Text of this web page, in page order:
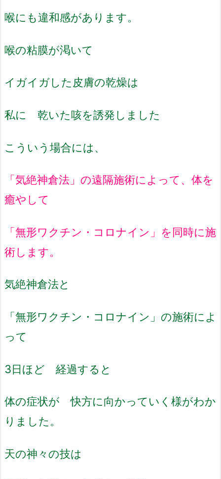
喉にも違和感があります。
喉の粘膜が渇いて
イガイガした皮膚の乾燥は
私に 乾いた咳を誘発しました
こういう場合には、
「気絶神倉法」の遠隔施術によって、体を
癒やして
「無形ワクチン・コロナイン」を同時に施
術します。
気絶神倉法と
「無形ワクチン・コロナイン」の施術によ
って
3日ほど 経過すると
体の症状が 快方に向かっていく様がわか
りました。
天の神々の技は